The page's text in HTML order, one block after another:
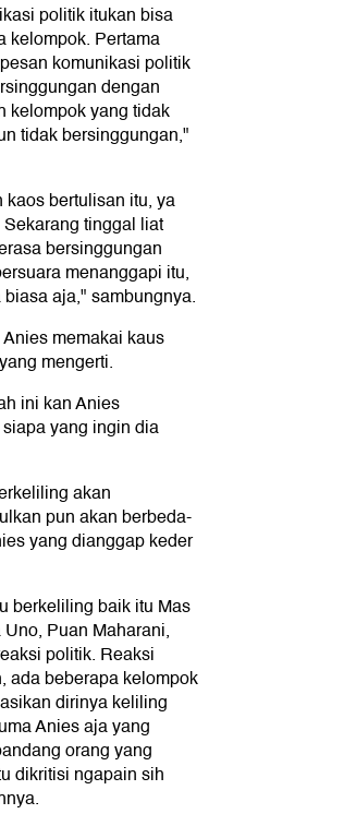
politik itukan bisa
kelompok. Pertama
komunikasi politik
dengan
kelompok yang tidak
tidak bersinggungan,"
bertulisan itu, ya
tinggal liat
bersinggungan
menanggapi itu,
aja," sambungnya.
memakai kaus
mengerti.
ini kan Anies
yang ingin dia
akan
pun akan berbeda-
yang dianggap keder
berkeliling baik itu Mas
Puan Maharani,
politik. Reaksi
ada beberapa kelompok
dirinya keliling
Anies aja yang
orang yang
dikritisi ngapain sih